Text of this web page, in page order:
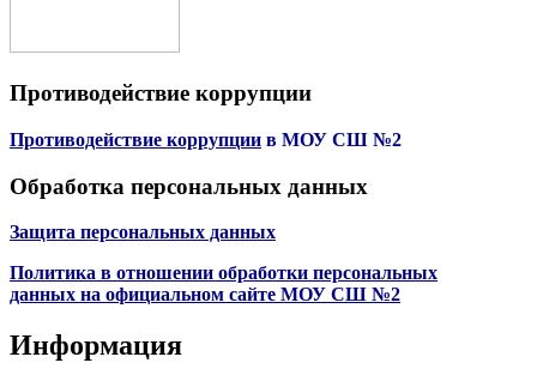
Противодействие коррупции
Противодействие коррупции в МОУ СШ №2
Обработка персональных данных
Защита персональных данных
Политика в отношении обработки персональных
данных на официальном сайте МОУ СШ №2
Информация